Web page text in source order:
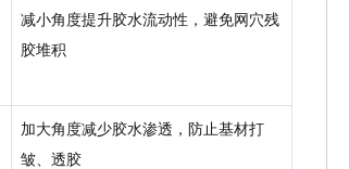
减小角度提升胶水流动性，避免网穴残
胶堆积
加大角度减少胶水渗透，防止基材打
皱、透胶